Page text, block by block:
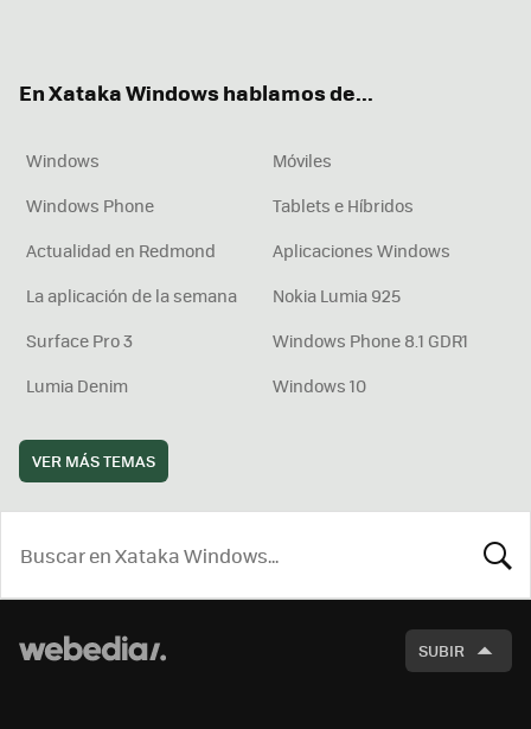
En Xataka Windows hablamos de...
Windows
Móviles
Windows Phone
Tablets e Híbridos
Actualidad en Redmond
Aplicaciones Windows
La aplicación de la semana
Nokia Lumia 925
Surface Pro 3
Windows Phone 8.1 GDR1
Lumia Denim
Windows 10
VER MÁS TEMAS
SUBIR